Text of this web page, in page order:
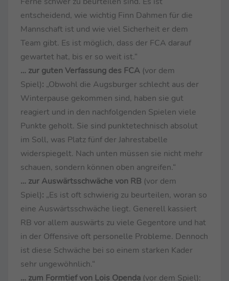
entscheidend, wie wichtig Finn Dahmen für die
Mannschaft ist und wie viel Sicherheit er dem
Team gibt. Es ist möglich, dass der FCA darauf
gewartet hat, bis er so weit ist.“
… zur guten Verfassung des FCA (vor dem
Spiel): „Obwohl die Augsburger schlecht aus der
Winterpause gekommen sind, haben sie gut
reagiert und in den nachfolgenden Spielen viele
Punkte geholt. Sie sind punktetechnisch absolut
im Soll, was Platz fünf der Jahrestabelle
widerspiegelt. Nach unten müssen sie nicht mehr
schauen, sondern können oben angreifen.“
… zur Auswärtsschwäche von RB (vor dem
Spiel): „Es ist oft schwierig zu beurteilen, woran so
eine Auswärtsschwäche liegt. Generell kassiert
RB vor allem auswärts zu viele Gegentore und hat
in der Offensive oft personelle Probleme. Dennoch
ist diese Schwäche bei so einem starken Kader
sehr ungewöhnlich.“
… zum Formtief von Lois Openda (vor dem Spiel):